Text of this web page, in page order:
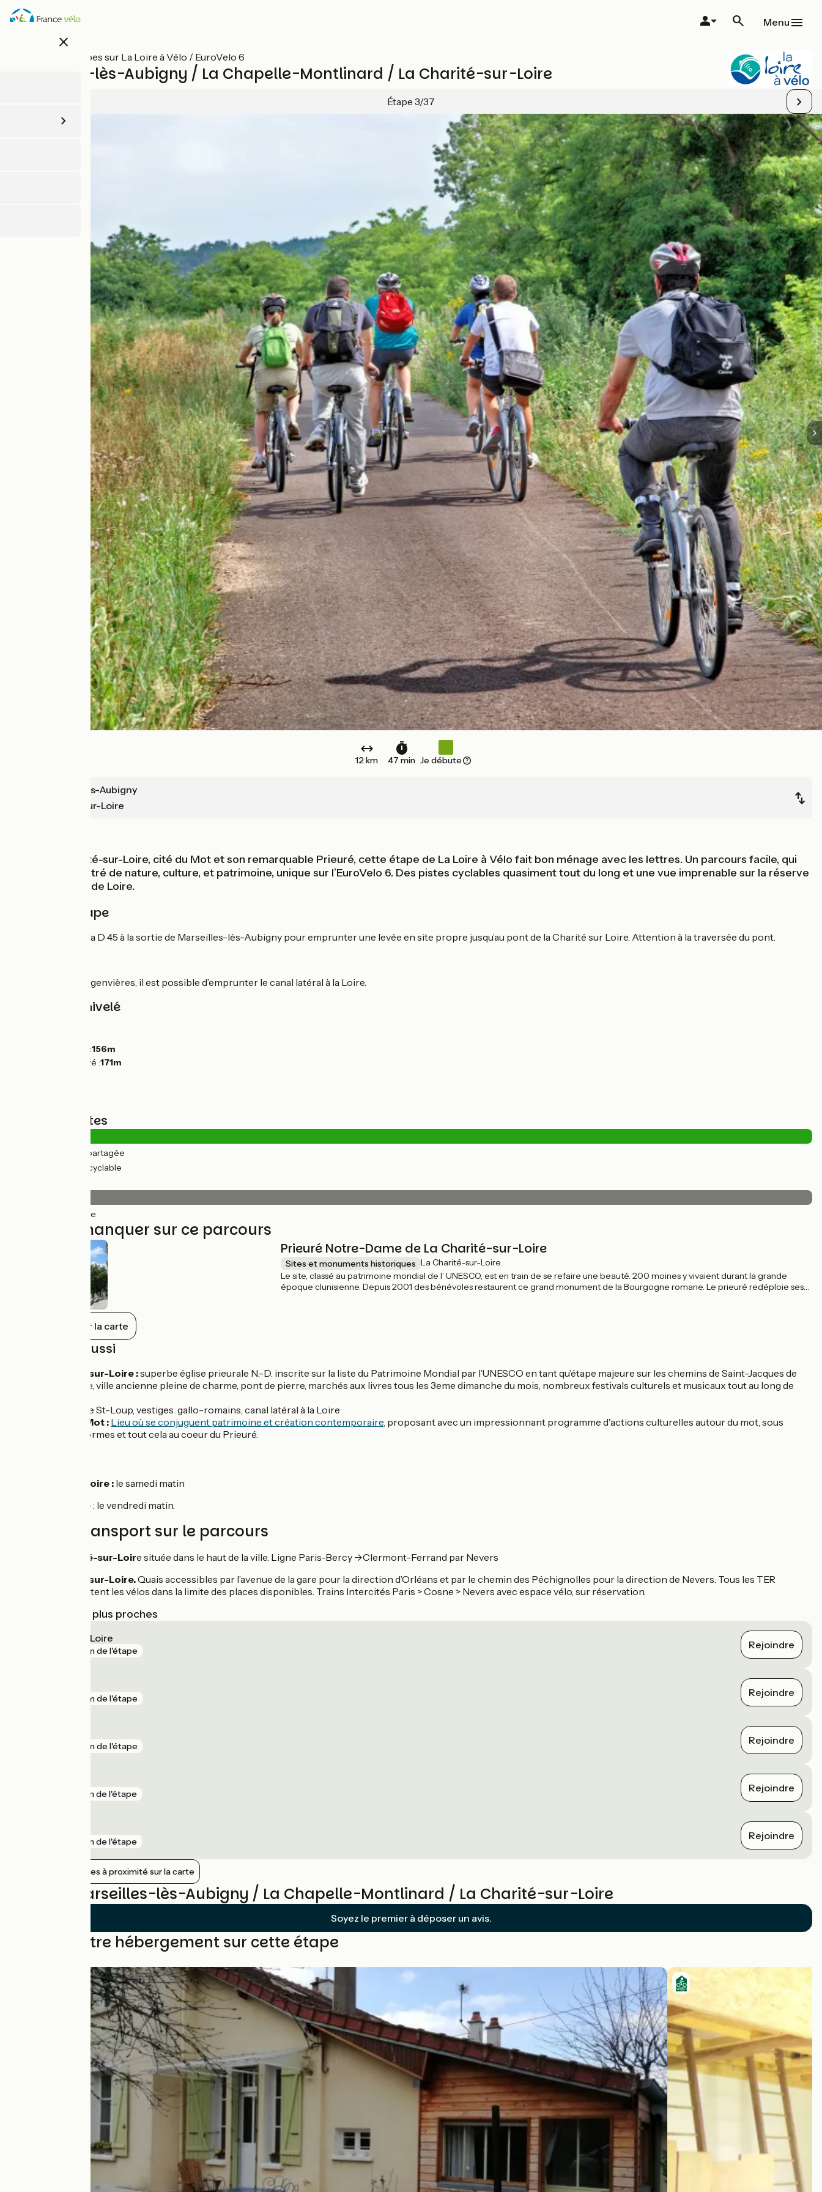
Aller
au
close
Menu
Toutes les étapes sur La Loire à Vélo / EuroVelo 6
Marseilles-lès-Aubigny / La Chapelle-Montlinard / La Charité-sur-Loire
Étape 3/37
12 km 47 min Je débute
Marseilles-lès-Aubigny
La Charité-sur-Loire
Jusqu’à la Charité-sur-Loire, cité du Mot et son remarquable Prieuré, cette étape de La Loire à Vélo fait bon ménage avec les lettres. Un parcours facile, qui
offre un concentré de nature, culture, et patrimoine, unique sur l’EuroVelo 6. Des pistes cyclables quasiment tout du long et une vue imprenable sur la réserve
naturelle du Val de Loire.
Détail de l'étape
L’itinéraire quitte la D 45 à la sortie de Marseilles-lès-Aubigny pour emprunter une levée en site propre jusqu’au pont de la Charité sur Loire. Attention à la traversée du pont.
Entre Beffes et Argenvières, il est possible d’emprunter le canal latéral à la Loire.
Pentes et dénivelé
Point le plus bas :156m
Point le plus élevé :171m
Types de routes
(9%) Route partagée
(91%) Voie cyclable
(100%) Lisse
À ne pas manquer sur ce parcours
Prieuré Notre-Dame de La Charité-sur-Loire
Sites et monuments historiques La Charité-sur-Loire
Le site, classé au patrimoine mondial de l’ UNESCO, est en train de se refaire une beauté. 200 moines y vivaient durant la grande
époque clunisienne. Depuis 2001 des bénévoles restaurent ce grand monument de la Bourgogne romane. Le prieuré redéploie ses
Tout afficher sur la carte
À découvrir aussi
La Charité-sur-Loire :superbe église prieurale N.-D. inscrite sur la liste du Patrimoine Mondial par l’UNESCO en tant qu’étape majeure sur les chemins de Saint-Jacques de
Compostelle, ville ancienne pleine de charme, pont de pierre, marchés aux livres tous les 3eme dimanche du mois, nombreux festivals culturels et musicaux tout au long de
église St-Loup, vestiges gallo-romains, canal latéral à la Loire
La Cité du Mot : Lieu où se conjuguent patrimoine et création contemporaire, proposant avec un impressionnant programme d'actions culturelles autour du mot, sous
toutes ses formes et tout cela au coeur du Prieuré.
La Charité-sur-Loire : le samedi matin
Pouilly-sur-Loire: le vendredi matin.
Trains et transport sur le parcours
Gare à La Charité-sur-Loire située dans le haut de la ville. Ligne Paris-Bercy ->Clermont-Ferrand par Nevers
Arrêt de Pouilly-sur-Loire.Quais accessibles par l’avenue de la gare pour la direction d’Orléans et par le chemin des Péchignolles pour la direction de Nevers. Tous les TER
Bourgogne acceptent les vélos dans la limite des places disponibles. Trains Intercités Paris > Cosne > Nevers avec espace vélo, sur réservation.
Gares SNCF les plus proches
La Charité-sur-Loire
2 km de l'étape Rejoindre
2 km de l'étape Rejoindre
2 km de l'étape Rejoindre
3 km de l'étape Rejoindre
3 km de l'étape Rejoindre
Afficher les gares à proximité sur la carte
Avis sur Marseilles-lès-Aubigny / La Chapelle-Montlinard / La Charité-sur-Loire
Soyez le premier à déposer un avis.
Trouvez votre hébergement sur cette étape